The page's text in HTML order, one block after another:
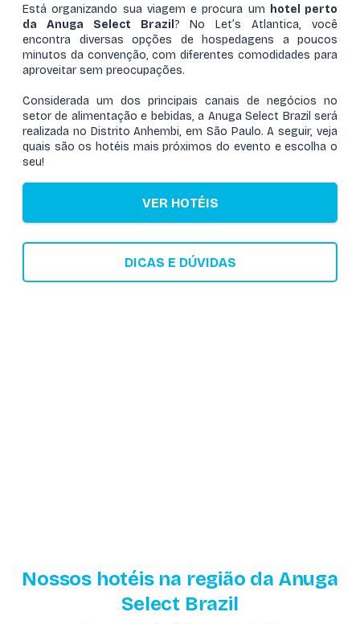
Está organizando sua viagem e procura um hotel perto
da Anuga Select Brazil ? No Let’s Atlantica, você
encontra diversas opções de hospedagens a poucos
minutos da convenção, com diferentes comodidades para
aproveitar sem preocupações.
Considerada um dos principais canais de negócios no
setor de alimentação e bebidas, a Anuga Select Brazil será
realizada no Distrito Anhembi, em São Paulo. A seguir, veja
quais são os hotéis mais próximos do evento e escolha o
seu!
VER HOTÉIS
DICAS E DÚVIDAS
Nossos hotéis na região da Anuga
Select Brazil